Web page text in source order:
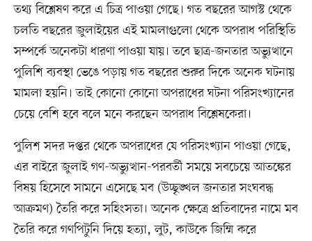
তথ্য বিশ্লেষণ করে এ চিত্র পাওয়া গেছে। গত বছরের আগস্ট থেকে
চলতি বছরের জুলাইয়ের এই মামলাগুলো থেকে অপরাধ পরিস্থিতি
সম্পর্কে অনেকটা ধারণা পাওয়া যায়। তবে ছাত্র-জনতার অভ্যুত্থানে
পুলিশি ব্যবস্থা ভেঙে পড়ায় গত বছরের শুরুর দিকে অনেক ঘটনায়
মামলা হয়নি। তাই কোনো কোনো অপরাধের ঘটনা পরিসংখ্যানের
চেয়ে বেশি হবে বলে মনে করছেন অপরাধ বিশ্লেষকেরা।
পুলিশ সদর দপ্তর থেকে অপরাধের যে পরিসংখ্যান পাওয়া গেছে,
এর বাইরে জুলাই গণ-অভ্যুত্থান-পরবর্তী সময়ে সবচেয়ে আতঙ্কের
বিষয় হিসেবে সামনে এসেছে মব (উচ্ছৃঙ্খল জনতার সংঘবদ্ধ
আক্রমণ) তৈরি করে সহিংসতা। অনেক ক্ষেত্রে প্রতিবাদের নামে মব
তৈরি করে গণপিটুনি দিয়ে হত্যা, লুট, কাউকে জিম্মি করে